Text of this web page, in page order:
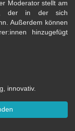
Moderator stellt am
der in der sich
Außerdem können
hinzugefügt
innovativ.